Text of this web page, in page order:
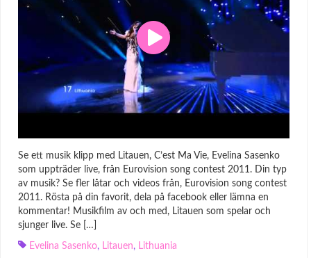
Se ett musik klipp med Litauen, C’est Ma Vie, Evelina Sasenko
som uppträder live, från Eurovision song contest 2011. Din typ
av musik? Se fler låtar och videos från, Eurovision song contest
2011. Rösta på din favorit, dela på facebook eller lämna en
kommentar! Musikfilm av och med, Litauen som spelar och
sjunger live. Se […]
Evelina Sasenko, Litauen, Lithuania